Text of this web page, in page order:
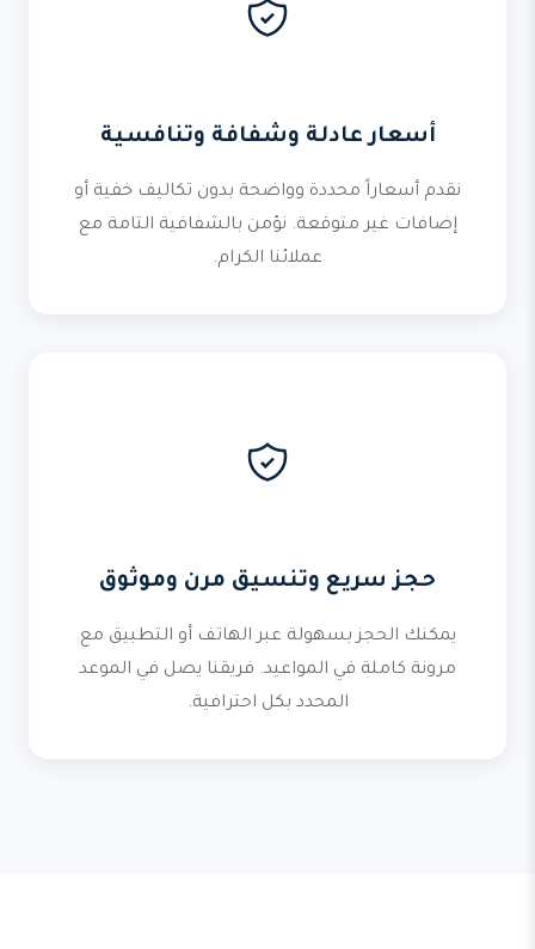
أسعار عادلة وشفافة وتنافسية
نقدم أسعاراً محددة وواضحة بدون تكاليف خفية أو
إضافات غير متوقعة. نؤمن بالشفافية التامة مع
عملائنا الكرام.
حجز سريع وتنسيق مرن وموثوق
يمكنك الحجز بسهولة عبر الهاتف أو التطبيق مع
مرونة كاملة في المواعيد. فريقنا يصل في الموعد
المحدد بكل احترافية.